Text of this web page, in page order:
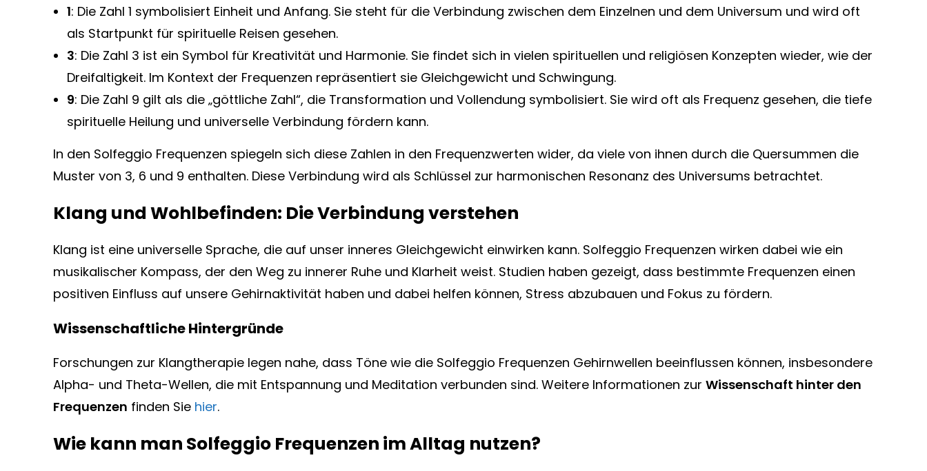
1: Die Zahl 1 symbolisiert Einheit und Anfang. Sie steht für die Verbindung zwischen dem Einzelnen und dem Universum und wird oft
als Startpunkt für spirituelle Reisen gesehen.
3: Die Zahl 3 ist ein Symbol für Kreativität und Harmonie. Sie findet sich in vielen spirituellen und religiösen Konzepten wieder, wie der
Dreifaltigkeit. Im Kontext der Frequenzen repräsentiert sie Gleichgewicht und Schwingung.
9: Die Zahl 9 gilt als die „göttliche Zahl“, die Transformation und Vollendung symbolisiert. Sie wird oft als Frequenz gesehen, die tiefe
spirituelle Heilung und universelle Verbindung fördern kann.
In den Solfeggio Frequenzen spiegeln sich diese Zahlen in den Frequenzwerten wider, da viele von ihnen durch die Quersummen die
Muster von 3, 6 und 9 enthalten. Diese Verbindung wird als Schlüssel zur harmonischen Resonanz des Universums betrachtet.
Klang und Wohlbefinden: Die Verbindung verstehen
Klang ist eine universelle Sprache, die auf unser inneres Gleichgewicht einwirken kann. Solfeggio Frequenzen wirken dabei wie ein
musikalischer Kompass, der den Weg zu innerer Ruhe und Klarheit weist. Studien haben gezeigt, dass bestimmte Frequenzen einen
positiven Einfluss auf unsere Gehirnaktivität haben und dabei helfen können, Stress abzubauen und Fokus zu fördern.
Wissenschaftliche Hintergründe
Forschungen zur Klangtherapie legen nahe, dass Töne wie die Solfeggio Frequenzen Gehirnwellen beeinflussen können, insbesondere
Alpha- und Theta-Wellen, die mit Entspannung und Meditation verbunden sind. Weitere Informationen zurWissenschaft hinter den
Frequenzen finden Sie hier.
Wie kann man Solfeggio Frequenzen im Alltag nutzen?